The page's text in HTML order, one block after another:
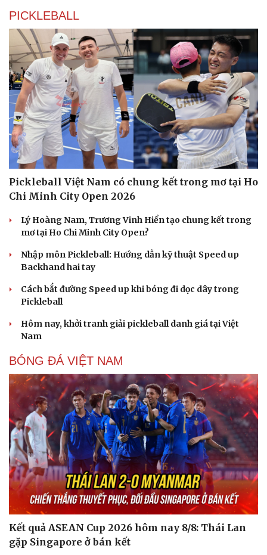
Du lịch
Tư vấn
Săn Tour
check-in
Podcast
Câu chuyện thời sự
Đọc truyện đêm khuya
Cửa sổ tình yêu
PICKLEBALL
Pickleball Việt Nam có chung kết trong mơ tại Ho
Chi Minh City Open 2026
Lý Hoàng Nam, Trương Vinh Hiển tạo chung kết trong
mơ tại Ho Chi Minh City Open?
Nhập môn Pickleball: Hướng dẫn kỹ thuật Speed up
Backhand hai tay
Cách bắt đường Speed up khi bóng đi dọc dây trong
Pickleball
Hôm nay, khởi tranh giải pickleball danh giá tại Việt
Nam
BÓNG ĐÁ VIỆT NAM
Kết quả ASEAN Cup 2026 hôm nay 8/8: Thái Lan
gặp Singapore ở bán kết